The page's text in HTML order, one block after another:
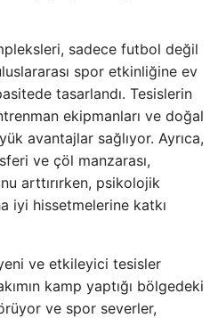
sadece futbol değil
spor etkinliğine ev
tasarlandı. Tesislerin
ekipmanları ve doğal
avantajlar sağlıyor. Ayrıca,
ve çöl manzarası,
arttırırken, psikolojik
iyi hissetmelerine katkı
ve etkileyici tesisler
kamp yaptığı bölgedeki
ve spor severler,